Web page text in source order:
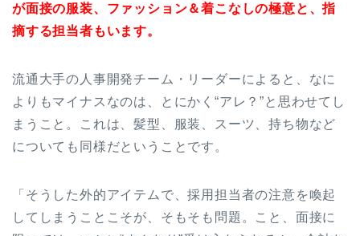
が面接の服装、ファッション＆着こなしの極意と、指
摘する担当者もいます。
流通大手の人事開発チーム・リーダーによると、なに
よりもマイナスなのは、とにかく“アレ？”と思わせてし
まうこと。これは、髪型、服装、スーツ、持ち物など
についても同様だということです。
「そうした外的アイテムで、採用担当者の注意を喚起
してしまうことこそが、そもそも問題。こと、面接に